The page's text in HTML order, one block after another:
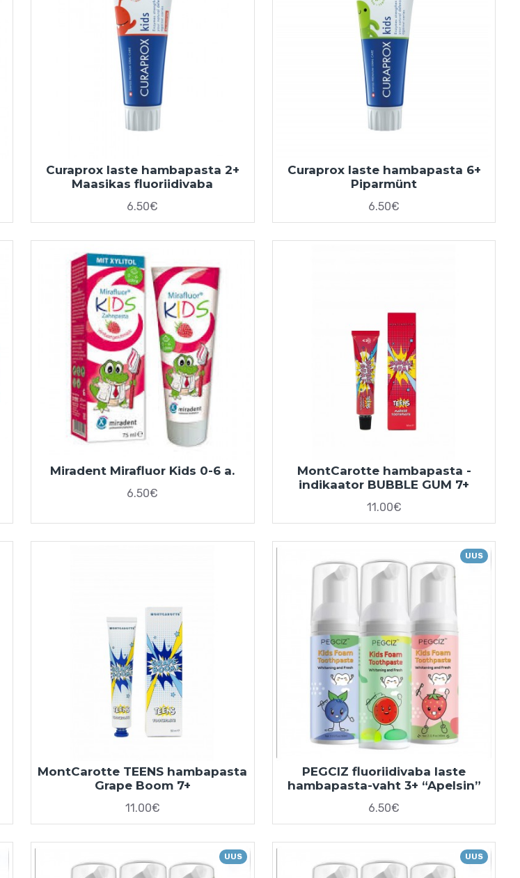
Curaprox laste hambapasta 2+
Maasikas fluoriidivaba
6.50€
Curaprox laste hambapasta 6+
Piparmünt
6.50€
Miradent Mirafluor Kids 0-6 a.
6.50€
MontCarotte hambapasta -
indikaator BUBBLE GUM 7+
11.00€
MontCarotte TEENS hambapasta
Grape Boom 7+
11.00€
UUS
PEGCIZ fluoriidivaba laste
hambapasta-vaht 3+ “Apelsin”
6.50€
UUS UUS